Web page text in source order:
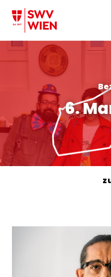
Zum Hauptinhalt
6.